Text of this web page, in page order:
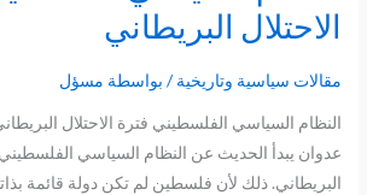
الاحتلال البريطاني
مقالات سياسية وتاريخية/ بواسطة مسؤل
النظام السياسي الفلسطيني فترة الاحتلال
عدوان يبدأ الحديث عن النظام السياسي الفلسطيني
البريطاني. ذلك لأن فلسطين لم تكن دولة قائمة
السياسي
الفلسطيني
فترة
البريطاني